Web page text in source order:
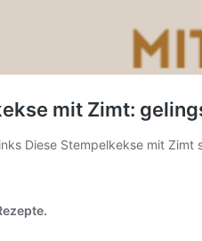
mit Zimt:
Diese Stempelkekse mit